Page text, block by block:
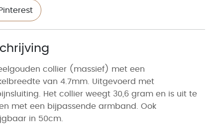
collier (massief) met een
van 4.7mm. Uitgevoerd met
Het collier weegt 30,6 gram en is uit te
met een bijpassende armband. Ook
in 50cm.